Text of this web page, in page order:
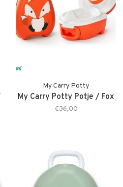
My Carry Potty
My Carry Potty Potje / Fox
€36,00